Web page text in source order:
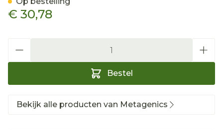
€ 30,78
Bestel
Bekijk alle producten van Metagenics